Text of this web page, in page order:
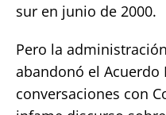
sur en junio de 2000.
Pero la
abandonó el
conversaciones con